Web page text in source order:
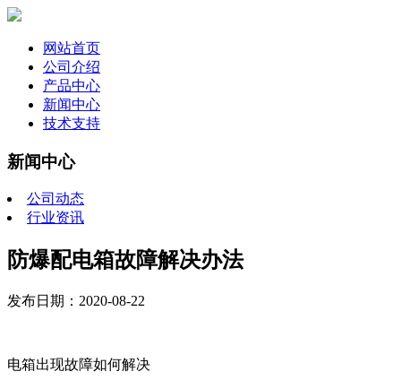
网站首页
公司介绍
产品中心
新闻中心
技术支持
新闻中心
公司动态
行业资讯
防爆配电箱故障解决办法
发布日期：2020-08-22
电箱出现故障如何解决